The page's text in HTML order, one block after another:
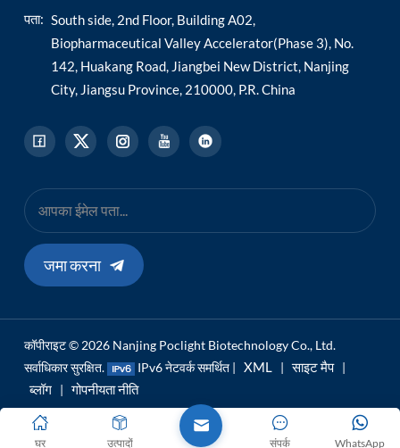
पता: South side, 2nd Floor, Building A02,
Biopharmaceutical Valley Accelerator(Phase 3), No.
142, Huakang Road, Jiangbei New District, Nanjing
City, Jiangsu Province, 210000, P.R. China
जमा करना
कॉपीराइट © 2026 Nanjing Poclight Biotechnology Co., Ltd.
सर्वाधिकार सुरक्षित.
IPv6 नेटवर्क समर्थित | XML | साइट मैप |
ब्लॉग | गोपनीयता नीति
घर उत्पादों WhatsApp
संपर्क